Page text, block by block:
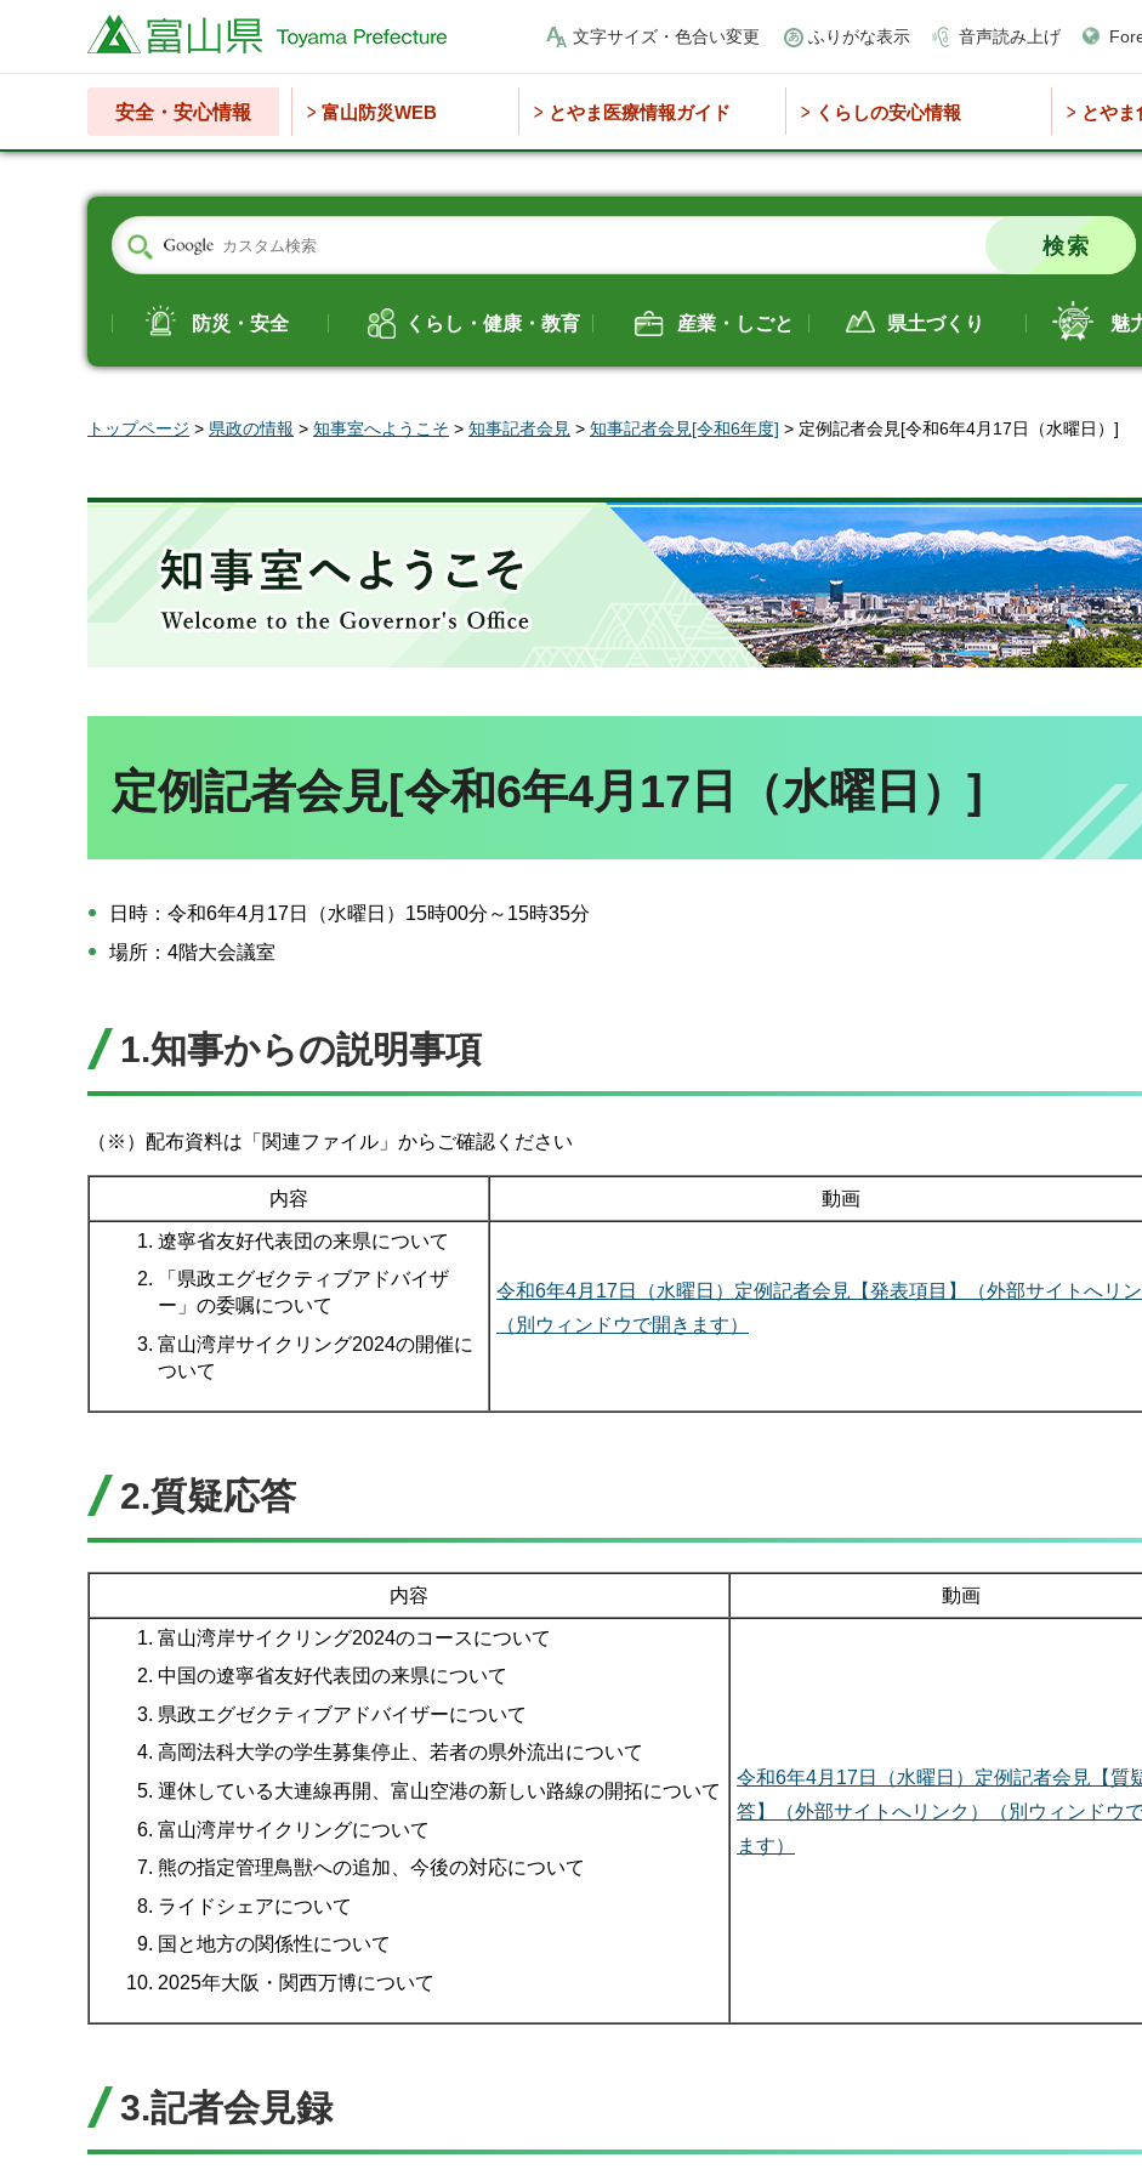
富山県 文字サイズ・色合い変更 ふりがな表示 音声読み上げ
安全・安心情報 富山防災WEB とやま医療情報ガイド くらしの安心情報 とやま
防災・安全 くらし・健康・教育 産業・しごと 県土づくり 魅
トップページ > 県政の情報 > 知事室へようこそ > 知事記者会見 > 知事記者会見[令和6年度] > 定例記者会見[令和6年4月17日（水曜日）]
定例記者会見[令和6年4月17日（水曜日）]
日時：令和6年4月17日（水曜日）15時00分～15時35分
場所：4階大会議室
1.知事からの説明事項
（※）配布資料は「関連ファイル」からご確認ください
内容 動画
遼寧省友好代表団の来県について
「県政エグゼクティブアドバイザ
ー」の委嘱について
富山湾岸サイクリング2024の開催に
ついて
令和6年4月17日（水曜日）定例記者会見【発表項目】（外部サイトへリン
（別ウィンドウで開きます）
2.質疑応答
内容 動画
富山湾岸サイクリング2024のコースについて
中国の遼寧省友好代表団の来県について
県政エグゼクティブアドバイザーについて
高岡法科大学の学生募集停止、若者の県外流出について
運休している大連線再開、富山空港の新しい路線の開拓について
富山湾岸サイクリングについて
熊の指定管理鳥獣への追加、今後の対応について
ライドシェアについて
国と地方の関係性について
2025年大阪・関西万博について
令和6年4月17日（水曜日）定例記者会見【質
答】（外部サイトへリンク）（別ウィンドウ
ます）
3.記者会見録